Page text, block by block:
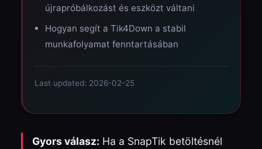
újrapróbálkozást és eszközt váltani
Hogyan segít a Tik4Down a stabil
munkafolyamat fenntartásában
Last updated: 2026-02-25
Gyors válasz: Ha a SnapTik betöltésnél